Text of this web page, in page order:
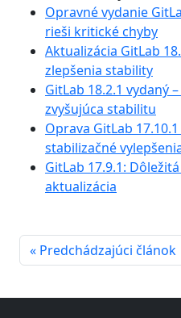
Opravné vydanie
rieši kritické chyby
Aktualizácia GitLab
zlepšenia stability
GitLab 18.2.1 vydaný
zvyšujúca stabilitu
Oprava GitLab
stabilizačné
GitLab 17.9.1:
aktualizácia
« Predchádzajúci článok